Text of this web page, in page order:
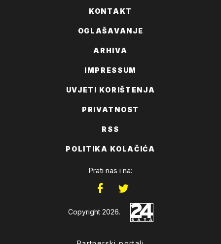
KONTAKT
OGLAŠAVANJE
ARHIVA
IMPRESSUM
UVJETI KORIŠTENJA
PRIVATNOST
RSS
POLITIKA KOLAČIĆA
Prati nas i na:
Copyright 2026.